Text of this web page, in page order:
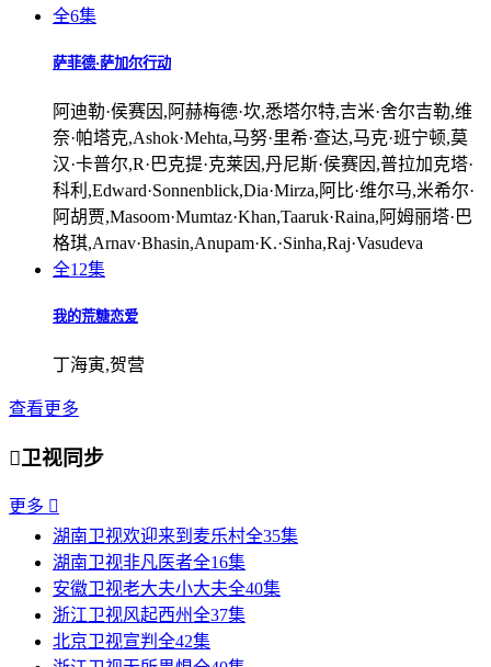
全6集
萨菲德·萨加尔行动
阿迪勒·侯赛因,阿赫梅德·坎,悉塔尔特,吉米·舍尔吉勒,维
奈·帕塔克,Ashok·Mehta,马努·里希·查达,马克·班宁顿,莫
汉·卡普尔,R·巴克提·克莱因,丹尼斯·侯赛因,普拉加克塔·
科利,Edward·Sonnenblick,Dia·Mirza,阿比·维尔马,米希尔·
阿胡贾,Masoom·Mumtaz·Khan,Taaruk·Raina,阿姆丽塔·巴
格琪,Arnav·Bhasin,Anupam·K.·Sinha,Raj·Vasudeva
全12集
我的荒糖恋爱
丁海寅,贺营
查看更多
卫视同步
更多 
湖南卫视欢迎来到麦乐村全35集
湖南卫视非凡医者全16集
安徽卫视老大夫小大夫全40集
浙江卫视风起西州全37集
北京卫视宣判 全42集